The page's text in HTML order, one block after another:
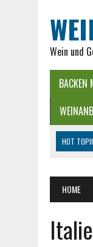
Wein und
BACKEN
HOT
25.
26. APRIL
HOME